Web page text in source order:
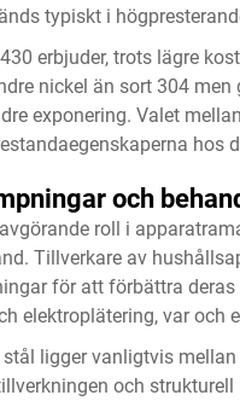
typiskt i
erbjuder, trots lägre
nickel än sort 304
exponering. Valet
hos
och
roll i
Tillverkare av
för att förbättra
elektroplätering, var
ligger vanligtvis
och